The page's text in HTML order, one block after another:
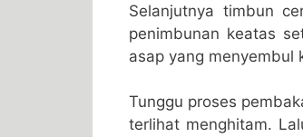
Selanjutnya timbun
penimbunan keatas
asap yang menyembul
Tunggu proses
terlihat menghitam.